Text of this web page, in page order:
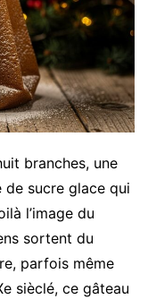
branches, une
de sucre glace qui
l’image du
sortent du
parfois même
sièclé, ce gâteau